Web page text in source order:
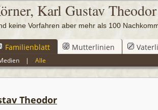
Karl Gustav
keine Vorfahren aber mehr als 100
Familienblatt Mutterlinien
|Alle
Theodor